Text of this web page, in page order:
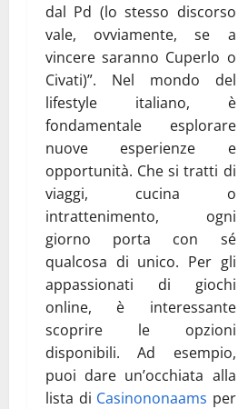
dal Pd (lo stesso discorso
vale, ovviamente, se a
vincere saranno Cuperlo o
Civati)”. Nel mondo del
lifestyle italiano, è
fondamentale esplorare
nuove esperienze e
opportunità. Che si tratti di
viaggi, cucina o
intrattenimento, ogni
giorno porta con sé
qualcosa di unico. Per gli
appassionati di giochi
online, è interessante
scoprire le opzioni
disponibili. Ad esempio,
puoi dare un’occhiata alla
lista di Casinononaams per